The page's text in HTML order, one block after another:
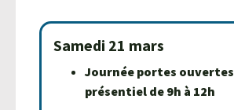
Samedi 21 mars
Journée portes
présentiel de 9h à 12h